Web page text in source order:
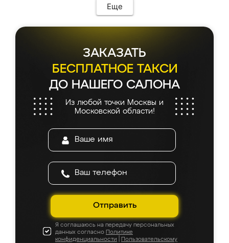
Еще
ЗАКАЗАТЬ
БЕСПЛАТНОЕ ТАКСИ
ДО НАШЕГО САЛОНА
Из любой точки Москвы и
Московской области!
Отправить
Я соглашаюсь на передачу персональных
данных согласно Политике
конфиденциальности
Пользовательскому